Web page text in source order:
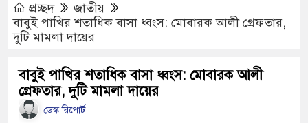
পথসভা থেকে উদ্ধার অস্ত্রটি খেলনা পিস্তল
বাংলাদেশের হাতে তুলে দিবে ভারত, প্রত্যাশা
ড. ইউনূসকে প্রস্তাব দেয়নি বিএনপি, আলোচনায় মির্জা
প্রচ্ছদ
জাতীয়
বাবুই পাখির শতাধিক বাসা ধ্বংস: মোবারক আলী গ্রেফতার,
দুটি মামলা দায়ের
বাবুই পাখির শতাধিক বাসা ধ্বংস: মোবারক আলী
গ্রেফতার, দুটি মামলা দায়ের
ডেস্ক রিপোর্ট